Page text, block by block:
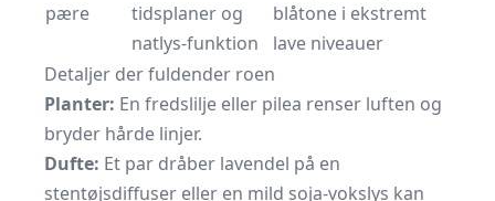
pære
tidsplaner og
natlys-funktion
blåtone i ekstremt
lave niveauer
Detaljer der fuldender roen
Planter: En fredslilje eller pilea renser luften og
bryder hårde linjer.
Dufte: Et par dråber lavendel på en
stentøjsdiffuser eller en mild soja-vokslys kan